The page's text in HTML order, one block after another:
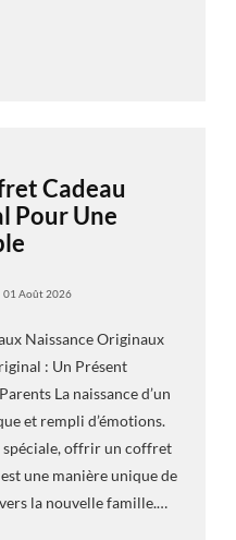
Cadeau
Pour Une
01 Août 2026
Naissance Originaux
: Un Présent
La naissance d’un
et rempli d’émotions.
spéciale, offrir un coffret
une manière unique de
la nouvelle famille.…